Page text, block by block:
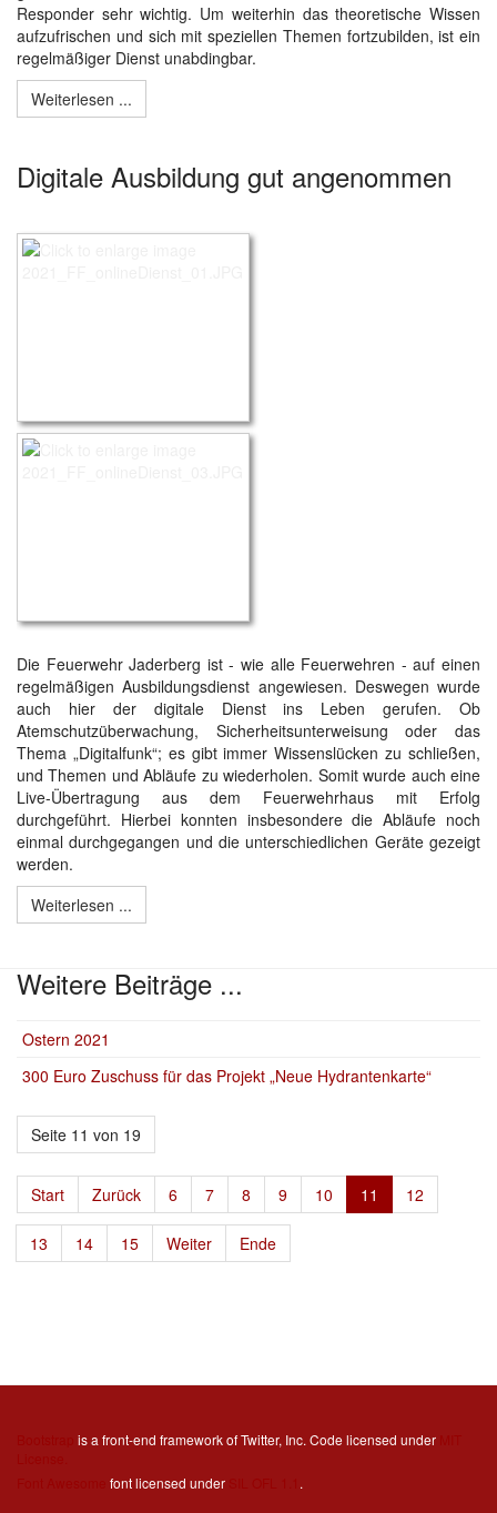
Responder sehr wichtig. Um weiterhin das theoretische Wissen
aufzufrischen und sich mit speziellen Themen fortzubilden, ist ein
regelmäßiger Dienst unabdingbar.
Weiterlesen ...
Digitale Ausbildung gut angenommen
Die Feuerwehr Jaderberg ist - wie alle Feuerwehren - auf einen
regelmäßigen Ausbildungsdienst angewiesen. Deswegen wurde
auch hier der digitale Dienst ins Leben gerufen. Ob
Atemschutzüberwachung, Sicherheitsunterweisung oder das
Thema „Digitalfunk“; es gibt immer Wissenslücken zu schließen,
und Themen und Abläufe zu wiederholen. Somit wurde auch eine
Live-Übertragung aus dem Feuerwehrhaus mit Erfolg
durchgeführt. Hierbei konnten insbesondere die Abläufe noch
einmal durchgegangen und die unterschiedlichen Geräte gezeigt
werden.
Weiterlesen ...
Weitere Beiträge ...
Ostern 2021
300 Euro Zuschuss für das Projekt „Neue Hydrantenkarte“
Seite 11 von 19
Start Zurück 6 7 8 9 10 11 12
13 14 15 Weiter Ende
is a front-end framework of Twitter, Inc. Code licensed under
font licensed under .